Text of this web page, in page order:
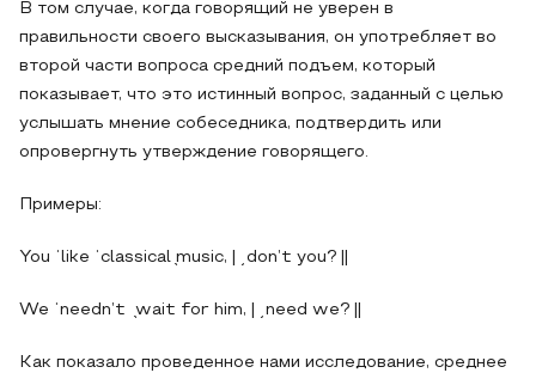
В том случае, когда говорящий не уверен в
правильности своего высказывания, он употребляет во
второй части вопроса средний подъем, который
показывает, что это истинный вопрос, заданный с целью
услышать мнение собеседника, подтвердить или
опровергнуть утверждение говорящего.
Примеры:
You ˈlike ˈclassical ̖music, | ͵don’t you? ||
We ˈneedn’t ̖wait for him, | ͵need we? ||
Как показало проведенное нами исследование, среднее